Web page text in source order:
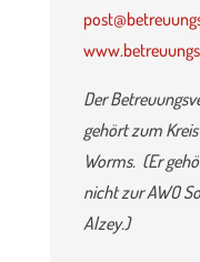
Der
gehört zum
Worms. (Er
nicht zur AWO
Alzey.)